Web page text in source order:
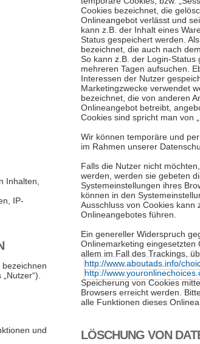
Inhalten,
IP-
und
Cookies bezeichnet, die
Onlineangebot verlässt und
kann z.B. der Inhalt eines
Status gespeichert werden.
bezeichnet, die auch nach
So kann z.B. der Login-
mehreren Tagen aufsuchen.
Interessen der Nutzer
Marketingzwecke verwendet
bezeichnet, die von anderen
Onlineangebot betreibt,
Cookies sind spricht man von
Wir können temporäre und
im Rahmen unserer
Falls die Nutzer nicht
werden, werden sie gebeten
Systemeinstellungen ihres
können in den
Ausschluss von Cookies kann
Onlineangebotes führen.
Ein genereller Widerspruch
Onlinemarketing eingesetzten
allem im Fall des Trackings,
http://www.aboutads.info/
http://
Speicherung von Cookies
Browsers erreicht werden.
alle Funktionen dieses
LÖSCHUNG VON